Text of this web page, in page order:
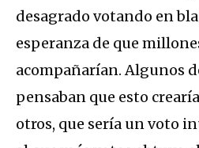
desagrado votando en
esperanza de que
acompañarían. Algunos
pensaban que esto
otros, que sería un voto